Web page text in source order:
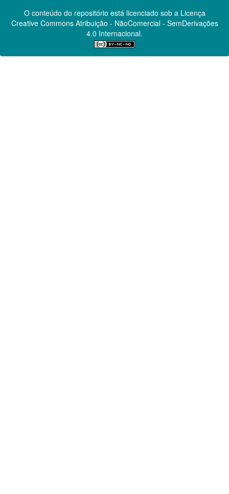
O conteúdo do repositório está licenciado sob a Licença
Creative CommonsAtribuição - NãoComercial - SemDerivações
4.0 Internacional.